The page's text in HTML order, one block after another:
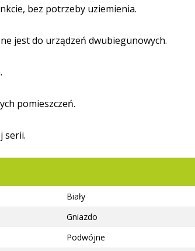
bez potrzeby uziemienia.
jest do urządzeń dwubiegunowych.
pomieszczeń.
serii.
Biały
Gniazdo
Podwójne